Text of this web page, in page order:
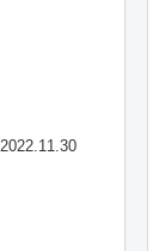
2022.11.30